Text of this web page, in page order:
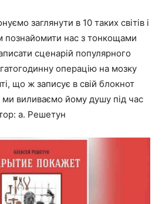
заглянути в 10 таких світів і
познайомити нас з тонкощами
сценарій популярного
операцію на мозку
що ж записує в свій блокнот
ми виливаємо йому душу під час
а. Решетун